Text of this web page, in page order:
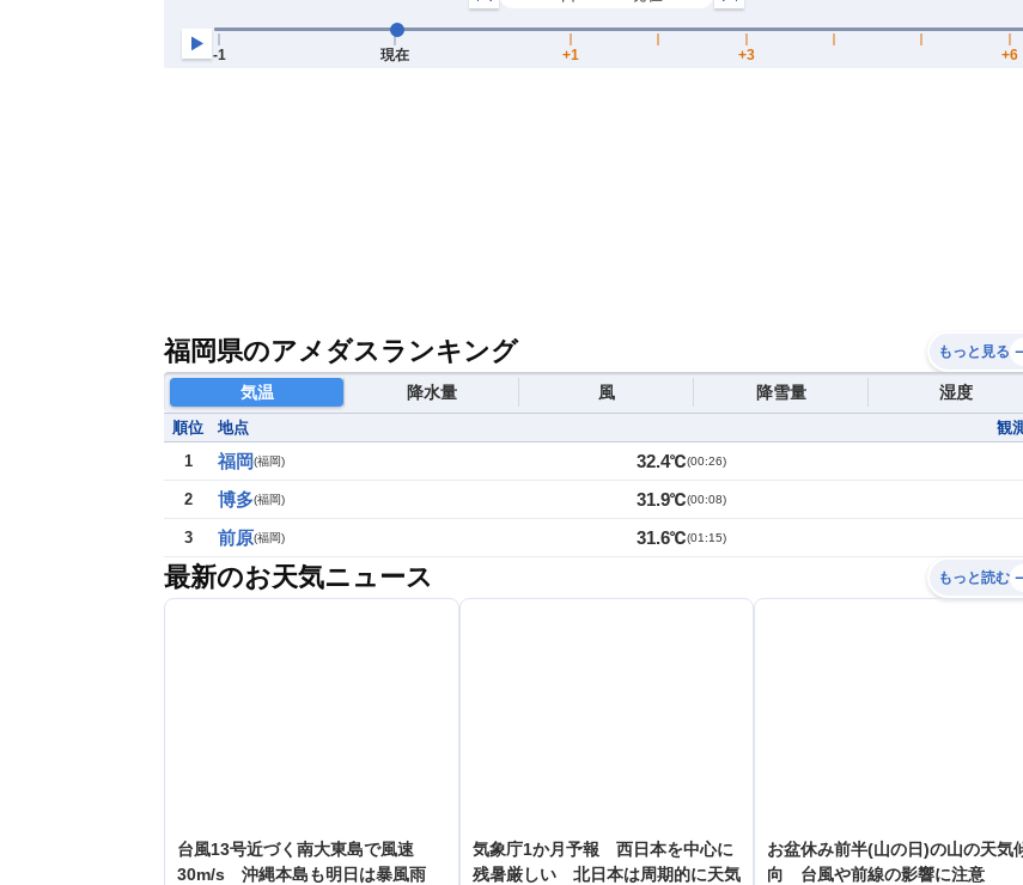
福岡県のアメダスランキング もっと見る
気温 降水量 風 降雪量 湿度
順位 地点
観
1
福岡(福岡) 32.4℃(00:26)
2 博多(福岡) 31.9℃(00:08)
3 前原(福岡) 31.6℃(01:15)
最新のお天気ニュース もっと読む
台風13号近づく南大東島で風速
30m/s 沖縄本島も明日は暴風雨
気象庁1か月予報 西日本を中心に
残暑厳しい 北日本は周期的に天気
お盆休み前半(山の日)の山の天気
向 台風や前線の影響に注意